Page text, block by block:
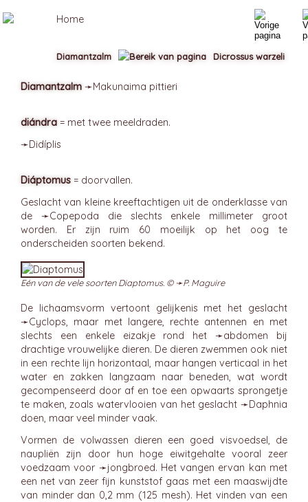
Diamantzalm ➛Makunaima pittieri
diándra = met twee meeldraden.
➛Didíplis
Diáptomus = doorvallen.
Geslacht van kleine kreeftachtigen uit de onderklasse van
de ➛Copepoda die slechts enkele millimeter groot
worden. Er zijn ruim 60 moeilijk op het oog te
onderscheiden soorten bekend.
Eén van de vele soorten Diaptomus. © ➛P. Maguire
De lichaamsvorm vertoont gelijkenis met het geslacht
➛Cyclops, maar met langere, rechte antennen en met
slechts een enkele eizakje rond het ➛abdomen bij
drachtige vrouwelijke dieren. De dieren zwemmen ook niet
in een rechte lijn horizontaal, maar hangen verticaal in het
water en zakken langzaam naar beneden, wat wordt
gecompenseerd door af en toe een opwaarts sprongetje
te maken, zoals watervlooien van het geslacht ➛Daphnia
doen, maar veel minder vaak.
Vormen de volwassen dieren een goed visvoedsel, de
naupliën zijn door hun hoge eiwitgehalte vooral zeer
voedzaam voor ➛jongbroed. Het vangen ervan kan met
een net van zeer fijn kunststof gaas met een maaswijdte
van minder dan 0,2 mm (125 mesh). Het vinden van een
Diamantzalm Dicrossus warzeli